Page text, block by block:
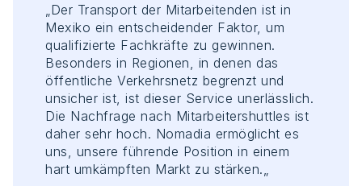
Der Transport der Mitarbeitenden ist in
Mexiko ein entscheidender Faktor, um
qualifizierte Fachkräfte zu gewinnen.
Besonders in Regionen , in denen das
öffentliche Verkehrsnetz begrenzt und
unsicher ist ist dieser Service unerlässlich.
Die Nachfrage nach Mitarbeitershuttles ist
daher sehr hoch. Nomadia ermöglicht es
uns, unsere führende Position in einem
hart umkämpften Markt zu stärken.